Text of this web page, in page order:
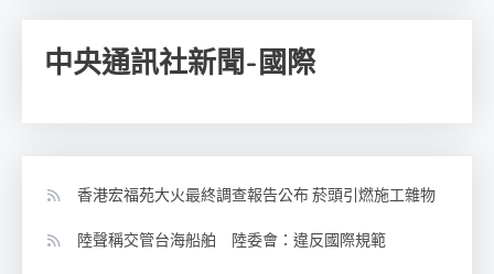
中央通訊社新聞-國際
香港宏福苑大火最終調查報告公布 菸頭引燃施工雜物
陸聲稱交管台海船舶 陸委會：違反國際規範